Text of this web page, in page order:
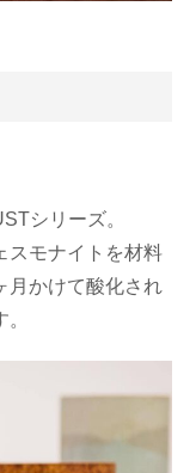
シリーズ。
スモナイトを材料
月かけて酸化され